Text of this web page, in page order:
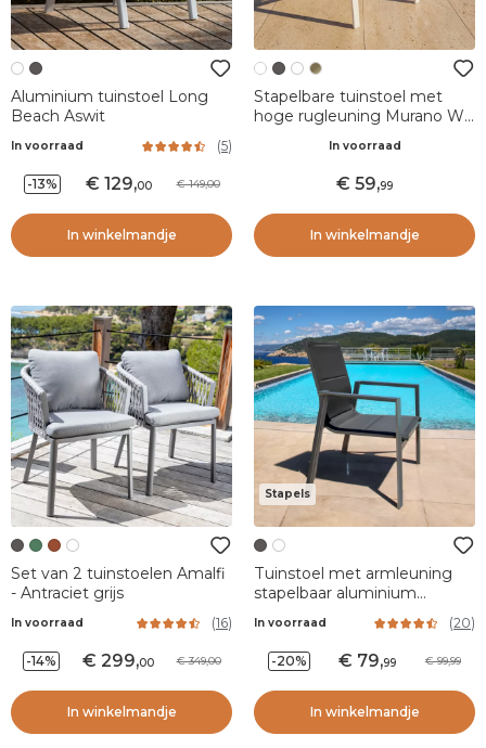
Aluminium tuinstoel Long
Beach Aswit
In voorraad (5)
-13% 129,00 149,00
In winkelmandje
Stapelbare tuinstoel met
hoge rugleuning Murano Wit
In voorraad
59,99
In winkelmandje
Set van 2 tuinstoelen Amalfi
- Antraciet grijs
In voorraad (16)
-14% 299,00 349,00
In winkelmandje
Stapels
Tuinstoel met armleuning
stapelbaar aluminium
In voorraad (20)
-20% 79,99 99,99
In winkelmandje